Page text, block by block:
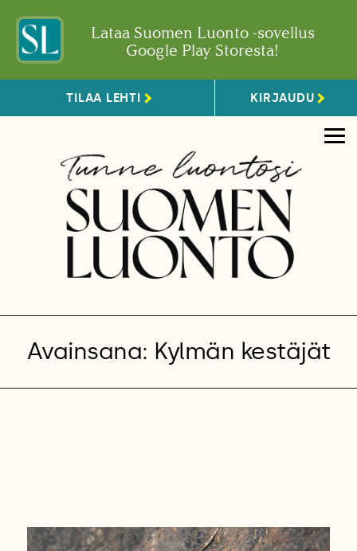
Lataa Suomen Luonto -sovellus
Google Play Storesta!
TILAA LEHTI KIRJAUDU
Avainsana: Kylmän kestäjät